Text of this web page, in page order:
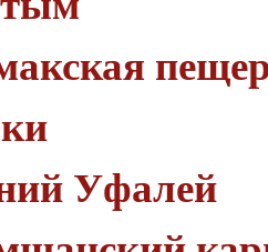
Уфалей